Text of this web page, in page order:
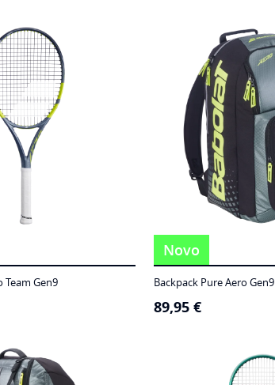
Team Gen9
Novo
Backpack Pure Aero Gen9
89,95 €